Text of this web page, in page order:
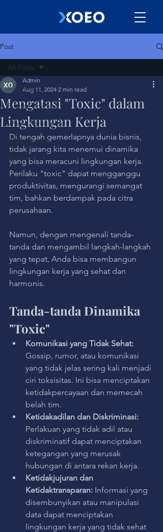
Post
All Posts
Event Organizer
Work Life Balance
Work Culture
Bussiness
All Posts
Mengatasi "Toxic" dalam
Lingkungan Kerja
Admin
Aug 11, 2024 2 min read
Di tengah gemerlapnya dunia bisnis,
tidak jarang kita menemui dinamika
yang bisa meracuni lingkungan kerja.
Perilaku "toxic" dapat mengganggu
produktivitas, mengurangi semangat
tim, bahkan berdampak pada citra
perusahaan.
Namun, dengan mengenali tanda-
tanda dan mengambil langkah-langkah
yang tepat, Anda bisa membangun
lingkungan kerja yang sehat dan
harmonis.
Tanda-tanda Dinamika
"Toxic"
Komunikasi yang Tidak Sehat:
Gossip, rumor, atau komunikasi
yang tidak jelas sering kali menjadi
ciri toksisitas. Ini bisa menciptakan
ketidakpercayaan dan memecah
belah tim.
Ketidakadilan dan Diskriminasi:
Perlakuan yang tidak adil atau
diskriminatif dapat menciptakan
ketegangan yang merusak
hubungan di antara rekan kerja.
Ketidakjujuran dan
Ketidaktransparan: Informasi yang
disembunyikan atau manipulasi
data dapat menciptakan
lingkungan kerja yang tidak sehat